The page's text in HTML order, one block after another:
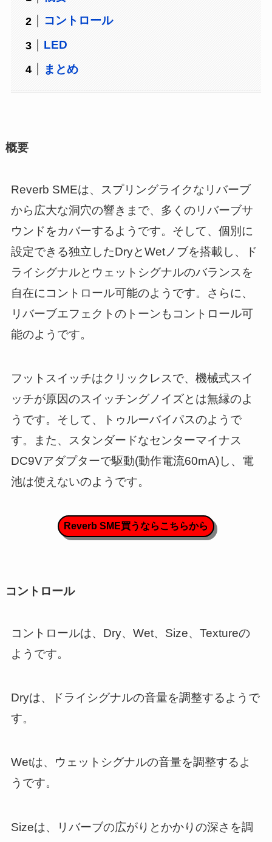
コントロール
LED
まとめ
概要
Reverb SMEは、スプリングライクなリバーブ
から広大な洞穴の響きまで、多くのリバーブサ
ウンドをカバーするようです。そして、個別に
設定できる独立したDryとWetノブを搭載し、ド
ライシグナルとウェットシグナルのバランスを
自在にコントロール可能のようです。さらに、
リバーブエフェクトのトーンもコントロール可
能のようです。
フットスイッチはクリックレスで、機械式スイ
ッチが原因のスイッチングノイズとは無縁のよ
うです。そして、トゥルーバイパスのようで
す。また、スタンダードなセンターマイナス
DC9Vアダプターで駆動(動作電流60mA)し、電
池は使えないのようです。
Reverb SME買うならこちらから
コントロール
コントロールは、Dry、Wet、Size、Textureの
ようです。
Dryは、ドライシグナルの音量を調整するようで
す。
Wetは、ウェットシグナルの音量を調整するよ
うです。
Sizeは、リバーブの広がりとかかりの深さを調